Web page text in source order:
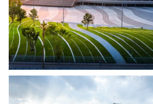
快速搜索
企业招聘
企业会员
关于投稿